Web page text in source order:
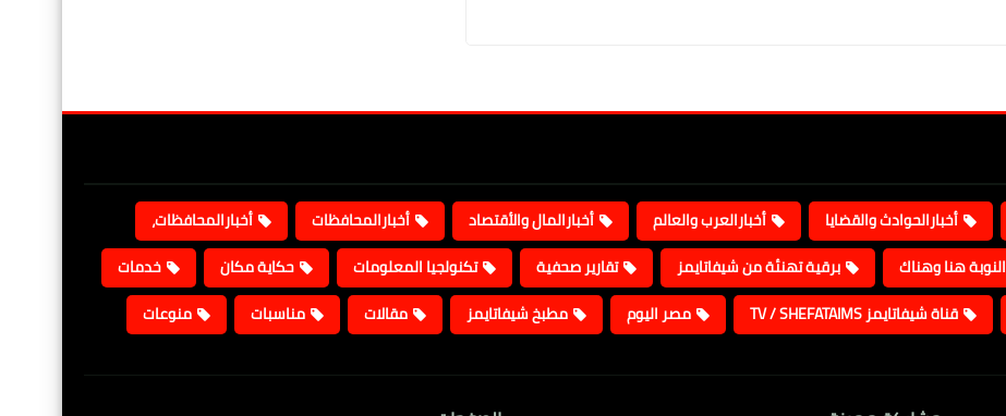
أخبارالحوادث والقضايا أخبارالعرب والعالم أخبارالمال والأقتصاد أخبارالمحافظات
أخبارالمحافظات،
النوبة هنا وهناك برقية تهنئة من شيفاتايمز تقارير صحفية تكنولجيا المعلومات حكاية مكان
خدمات
قناة شيفاتايمز TV / SHEFATAIMS مصر اليوم مطبخ شيفاتايمز مقالات مناسبات منوعات